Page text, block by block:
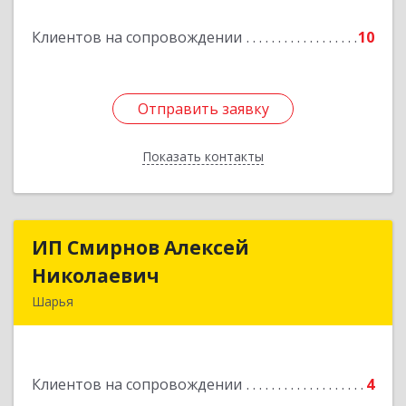
Клиентов на сопровождении 10
Отправить заявку
Показать контакты
Отправить заявку
Назад
ИП Смирнов Алексей
Николаевич
Шарья
Клиентов на сопровождении 4
ИП Смирнов Алексей